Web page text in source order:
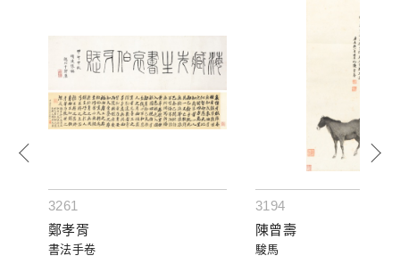
3261
鄭孝胥
書法手卷
3194
陳曾壽
駿馬